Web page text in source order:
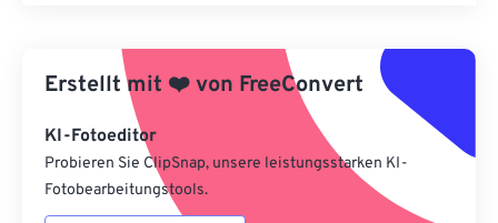
Aus Vorgabe anwenden
Als Vorgabe speichern
Erstellt mit ❤️von FreeConvert
KI-Fotoeditor
Probieren Sie ClipSnap, unsere leistungsstarken KI-
Fotobearbeitungstools.